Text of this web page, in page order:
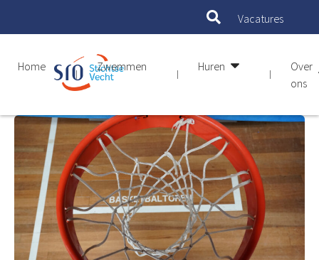
Vacatures
Home Zwemmen Huren
Over
ons